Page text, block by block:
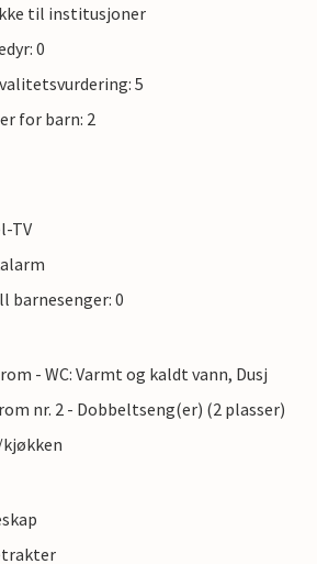
til institusjoner
0
5
for barn: 2
TV
barnesenger: 0
- WC: Varmt og kaldt vann, Dusj
nr. 2 - Dobbeltseng(er) (2 plasser)